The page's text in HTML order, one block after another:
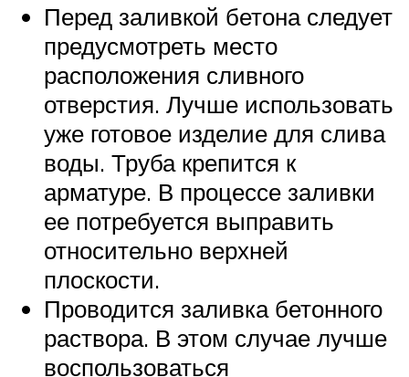
Перед заливкой бетона следует
предусмотреть место
расположения сливного
отверстия. Лучше использовать
уже готовое изделие для слива
воды. Труба крепится к
арматуре. В процессе заливки
ее потребуется выправить
относительно верхней
плоскости.
Проводится заливка бетонного
раствора. В этом случае лучше
воспользоваться